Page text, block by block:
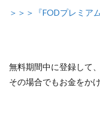
＞＞＞『FODプレミア
無料期間中に登録して
その場合でもお金をか